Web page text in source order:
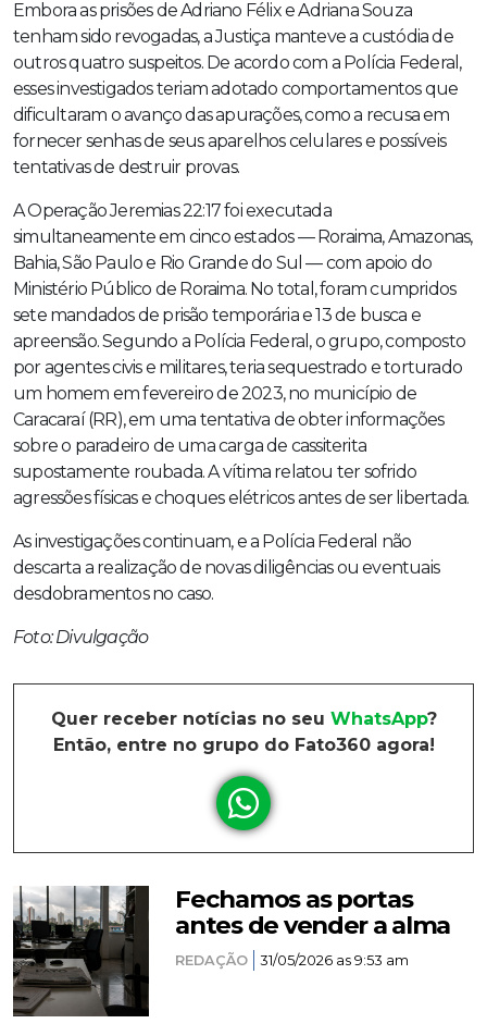
Embora as prisões de Adriano Félix e Adriana Souza
tenham sido revogadas, a Justiça manteve a custódia de
outros quatro suspeitos. De acordo com a Polícia Federal,
esses investigados teriam adotado comportamentos que
dificultaram o avanço das apurações, como a recusa em
fornecer senhas de seus aparelhos celulares e possíveis
tentativas de destruir provas.
A Operação Jeremias 22:17 foi executada
simultaneamente em cinco estados — Roraima, Amazonas,
Bahia, São Paulo e Rio Grande do Sul — com apoio do
Ministério Público de Roraima. No total, foram cumpridos
sete mandados de prisão temporária e 13 de busca e
apreensão. Segundo a Polícia Federal, o grupo, composto
por agentes civis e militares, teria sequestrado e torturado
um homem em fevereiro de 2023, no município de
Caracaraí (RR), em uma tentativa de obter informações
sobre o paradeiro de uma carga de cassiterita
supostamente roubada. A vítima relatou ter sofrido
agressões físicas e choques elétricos antes de ser libertada.
As investigações continuam, e a Polícia Federal não
descarta a realização de novas diligências ou eventuais
desdobramentos no caso.
Foto: Divulgação
Quer receber notícias no seu WhatsApp?
Então, entre no grupo do Fato360 agora!
Fechamos as portas
antes de vender a alma
REDAÇÃO 31/05/2026 as 9:53 am